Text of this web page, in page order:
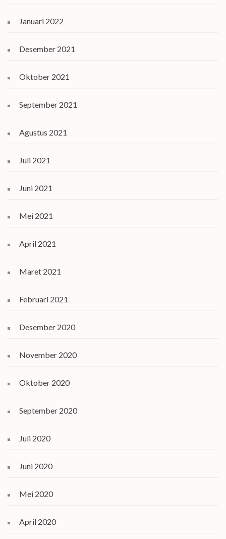
Januari 2022
Desember 2021
Oktober 2021
September 2021
Agustus 2021
Juli 2021
Juni 2021
Mei 2021
April 2021
Maret 2021
Februari 2021
Desember 2020
November 2020
Oktober 2020
September 2020
Juli 2020
Juni 2020
Mei 2020
April 2020